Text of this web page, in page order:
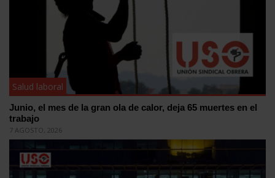
Salud laboral
Junio, el mes de la gran ola de calor, deja 65 muertes en el
trabajo
7 AGOSTO, 2026